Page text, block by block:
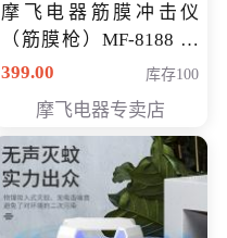
摩飞电器筋膜冲击仪
（筋膜枪）MF-8188 会
员专享价268元
399.00 库存100
摩飞电器专卖店